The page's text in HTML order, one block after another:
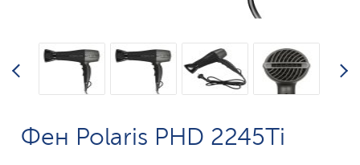
Фен Polaris PHD 2245Ti